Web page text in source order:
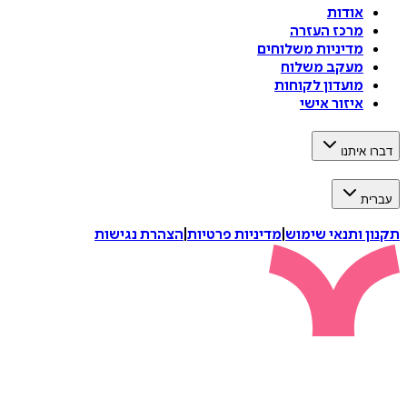
אודות
מרכז העזרה
מדיניות משלוחים
מעקב משלוח
מועדון לקוחות
איזור אישי
דברו איתנו
עברית
תקנון ותנאי שימוש מדיניות פרטיות הצהרת נגישות